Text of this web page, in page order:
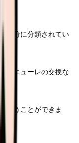
区分に分類されてい
カニューレの交換な
行うことができま